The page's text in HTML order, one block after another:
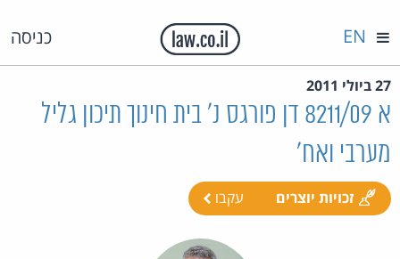
כניסה EN
27 ביולי 2011
א 8211/09 דן פורגס נ' בית חינוך תיכון גליל
מערבי ואח'
זכויות יוצרים עקבו